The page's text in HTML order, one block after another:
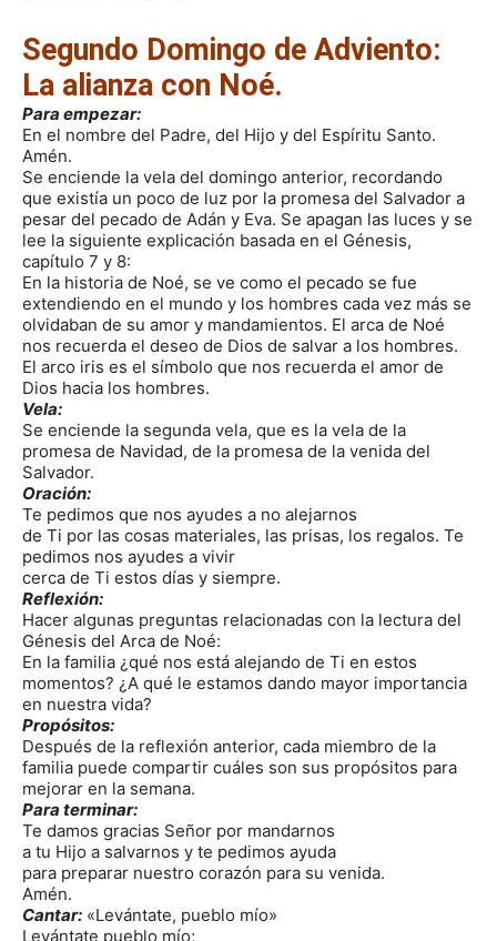
Segundo Domingo de Adviento:
La alianza con Noé.
Para empezar:
En el nombre del Padre, del Hijo y del Espíritu Santo.
Amén.
Se enciende la vela del domingo anterior, recordando
que existía un poco de luz por la promesa del Salvador a
pesar del pecado de Adán y Eva. Se apagan las luces y se
lee la siguiente explicación basada en el Génesis,
capítulo 7 y 8:
En la historia de Noé, se ve como el pecado se fue
extendiendo en el mundo y los hombres cada vez más se
olvidaban de su amor y mandamientos. El arca de Noé
nos recuerda el deseo de Dios de salvar a los hombres.
El arco iris es el símbolo que nos recuerda el amor de
Dios hacia los hombres.
Vela:
Se enciende la segunda vela, que es la vela de la
promesa de Navidad, de la promesa de la venida del
Salvador.
Oración:
Te pedimos que nos ayudes a no alejarnos
de Ti por las cosas materiales, las prisas, los regalos. Te
pedimos nos ayudes a vivir
cerca de Ti estos días y siempre.
Reflexión:
Hacer algunas preguntas relacionadas con la lectura del
Génesis del Arca de Noé:
En la familia ¿qué nos está alejando de Ti en estos
momentos? ¿A qué le estamos dando mayor importancia
en nuestra vida?
Propósitos:
Después de la reflexión anterior, cada miembro de la
familia puede compartir cuáles son sus propósitos para
mejorar en la semana.
Para terminar:
Te damos gracias Señor por mandarnos
a tu Hijo a salvarnos y te pedimos ayuda
para preparar nuestro corazón para su venida.
Amén.
Cantar: «Levántate, pueblo mío»
Levántate pueblo mío;